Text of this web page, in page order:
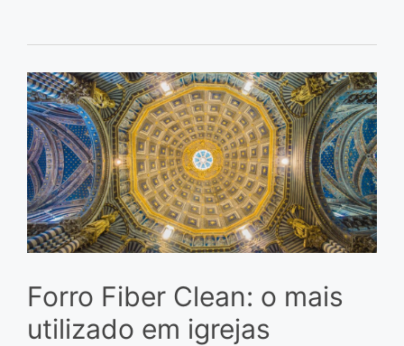
Forro Fiber Clean: o mais
utilizado em igrejas